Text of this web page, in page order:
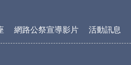
網路公祭宣導影片 活動訊息